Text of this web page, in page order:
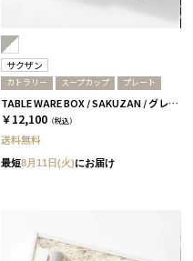
サクザン
カトラリー スープカップ プレート
TABLE WARE BOX / SAKUZAN / グレー＆ホワイト
￥12,100 （税込）
送料無料
最短8月11日(火)にお届け